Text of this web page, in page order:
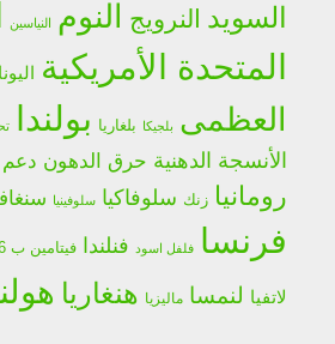
السويد النرويج النوم النياسين
المتحدة الأمريكية
العظمى بلجيكا بلغاريا بولندا
الأنسجة الدهنية حرق الدهون دعم
رومانيا زنك سلوفاكيا سلوفينيا
فرنسا فلفل اسود فنلندا فيتامين ب 6
لاتفيا لنمسا ماليزيا هنغاريا